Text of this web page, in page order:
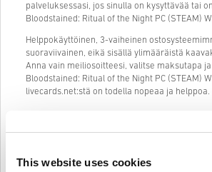
This website uses cookies
palveluksessasi, jos sinulla on kysyttävää tai
Bloodstained: Ritual of the Night PC (STEAM)
Helppokäyttöinen, 3-vaiheinen
suoraviivainen, eikä sisällä ylimääräistä
Anna vain meiliosoitteesi, valitse maksutapa
Bloodstained: Ritual of the Night PC (STEAM)
livecards.net:stä on todella nopeaa ja helppoa.